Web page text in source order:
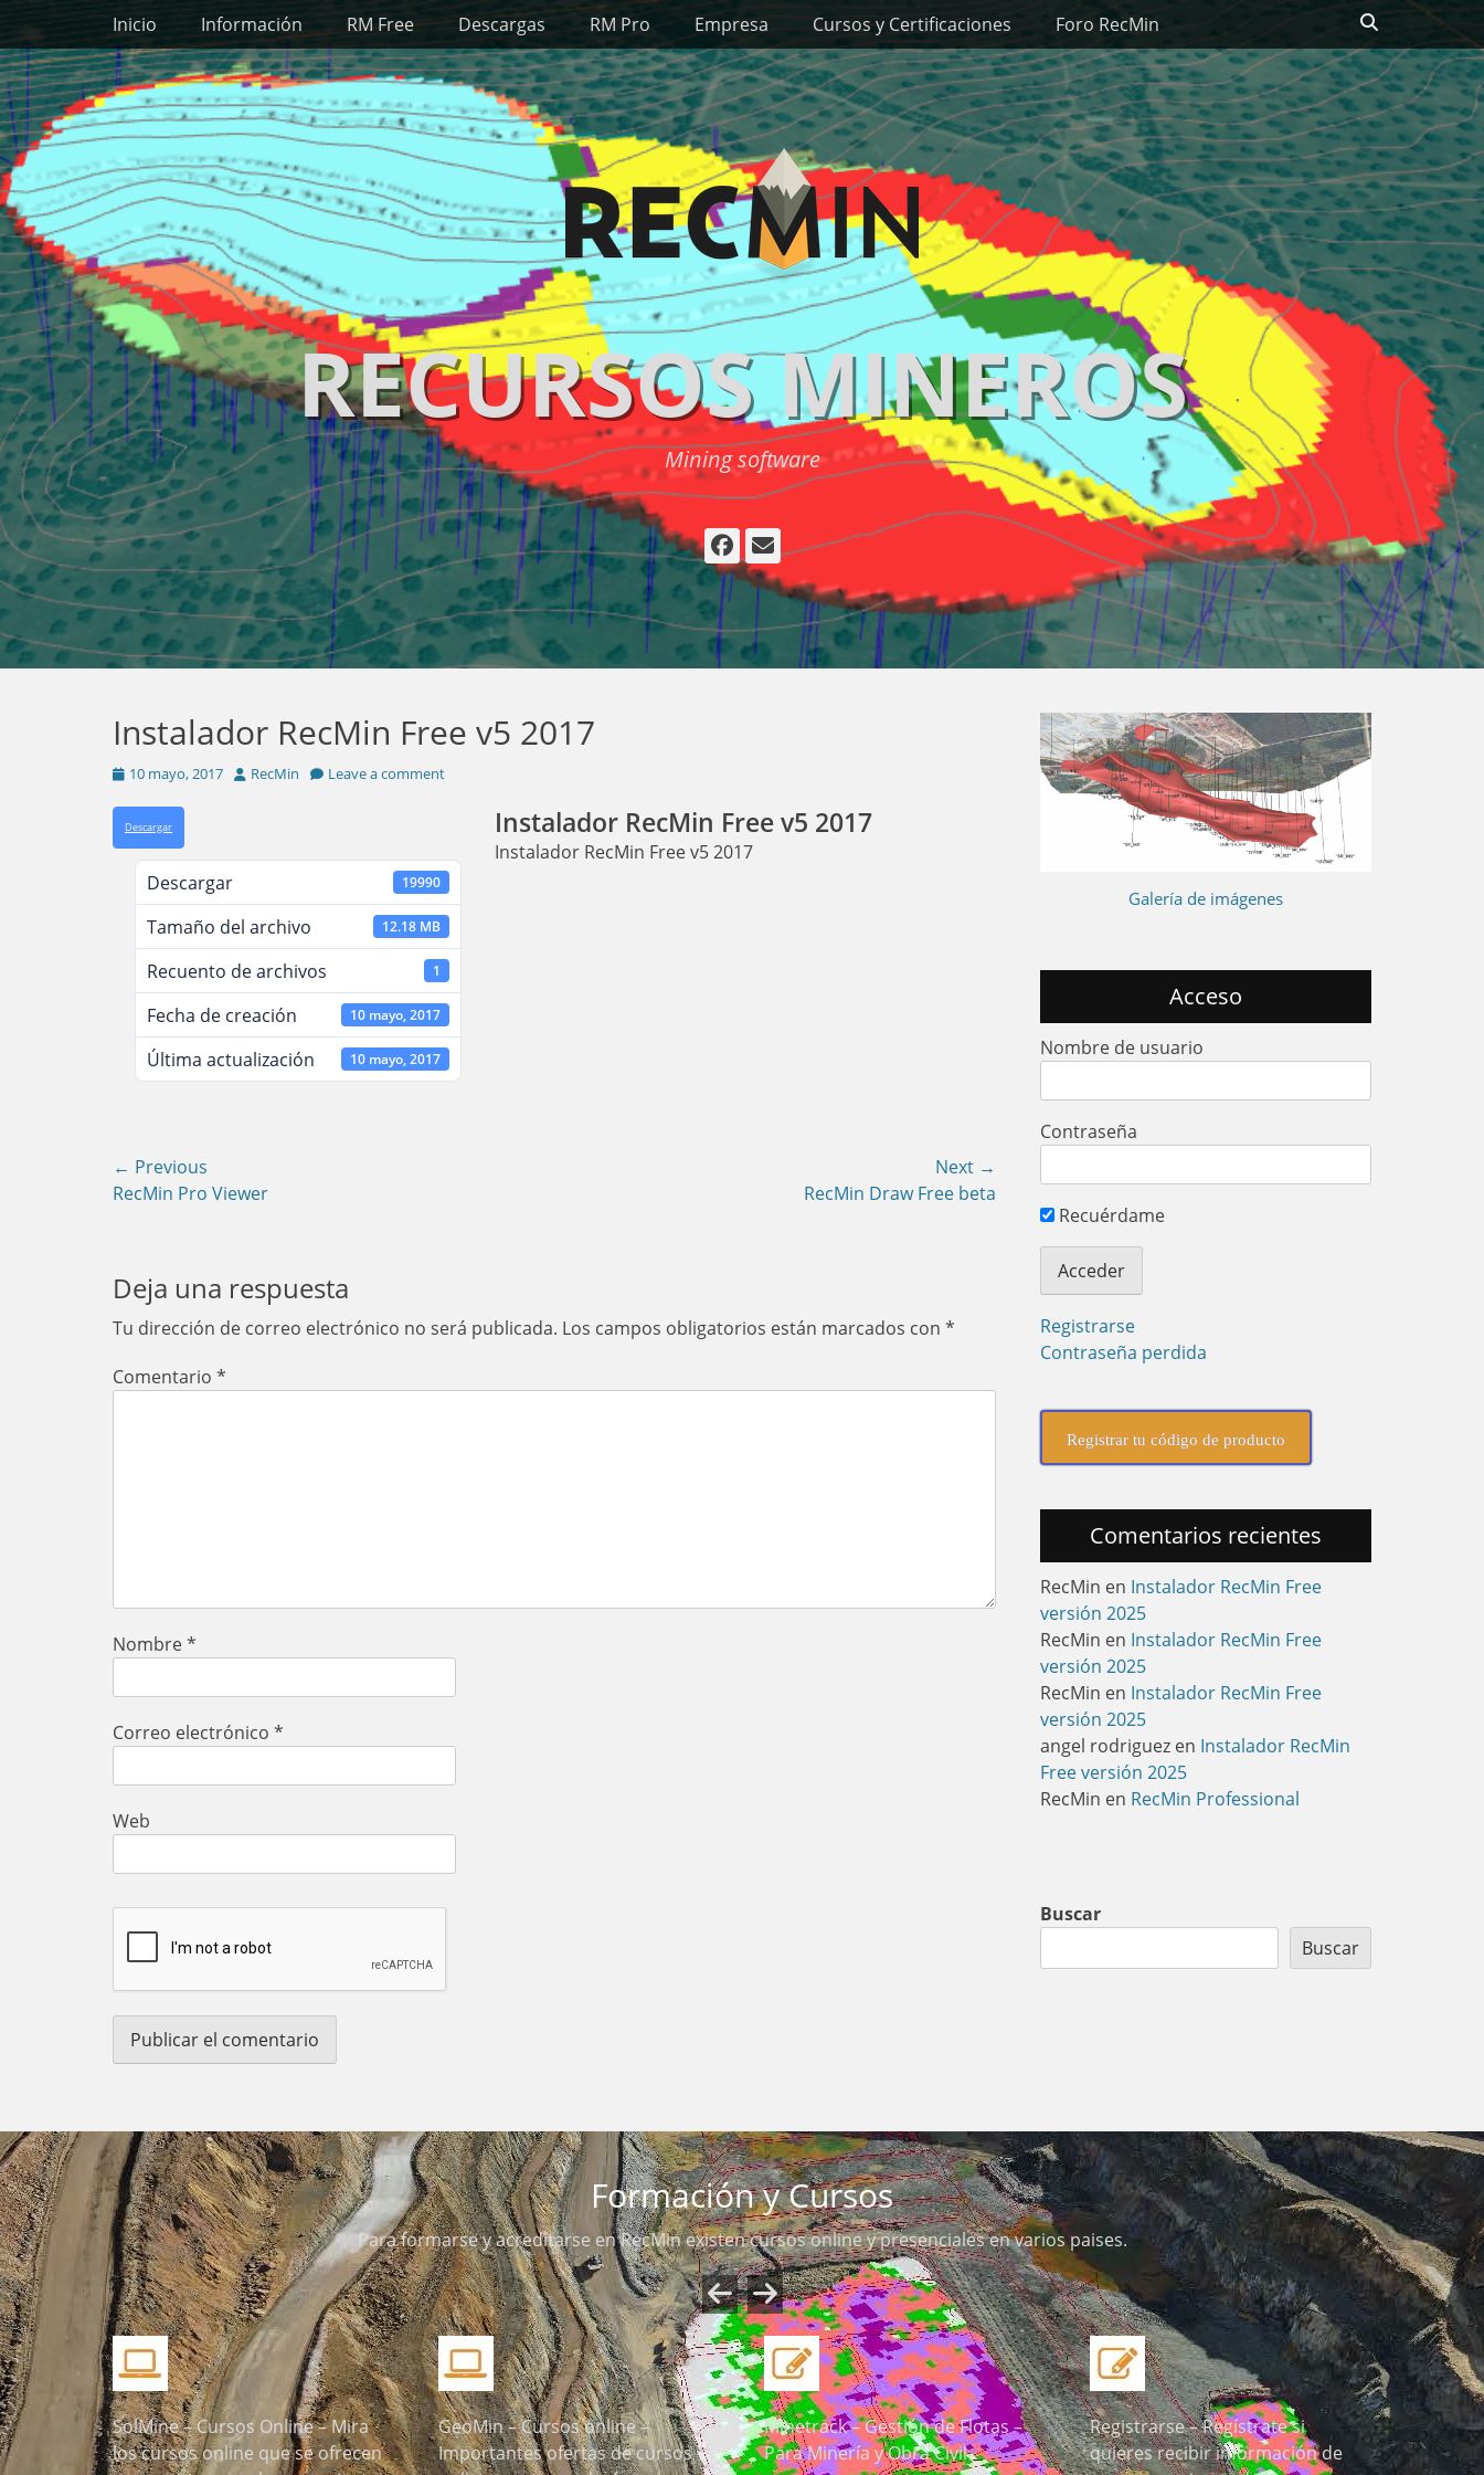
Skip
to
content
Primary Menu
Inicio Información RM Free Descargas RM Pro Empresa Cursos y Certificaciones Foro RecMin Search
RECURSOS MINEROS
Mining software
Facebook
Email
Instalador RecMin Free v5 2017
Posted
10 mayo, 2017 Author
RecMin Leave a comment
Descargar
Descargar 19990
Tamaño del archivo 12.18 MB
Recuento de archivos 1
Fecha de creación 10 mayo, 2017
Última actualización 10 mayo, 2017
Instalador RecMin Free v5 2017
Instalador RecMin Free v5 2017
Navegación
de
← Previous
Previous
RecMin Pro Viewer
Next →
RecMin Draw Free beta
Deja una respuesta
Tu dirección de correo electrónico no será publicada. Los campos obligatorios están marcados con *
Comentario *
Nombre*
Correo electrónico *
Web
Galería de imágenes
Acceso
Nombre de usuario
Contraseña
Recuérdame
Registrarse
Contraseña perdida
Registrar tu código de producto
Comentarios recientes
RecMin en Instalador RecMin Free
versión 2025
RecMin en Instalador RecMin Free
versión 2025
RecMin en Instalador RecMin Free
versión 2025
angel rodriguez en Instalador RecMin
Free versión 2025
RecMin en RecMin Professional
Buscar
Buscar
Formación y Cursos
Para formarse y acreditarse en RecMin existen cursos online y presenciales en varios paises.
SolMine – Cursos Online – Mira
los cursos online que se ofrecen
GeoMin – Cursos online –
Importantes ofertas de cursos
Minetrack – Gestión de Flotas –
Para Minería y Obra Civil
Registrarse – Regístrate si
quieres recibir información de